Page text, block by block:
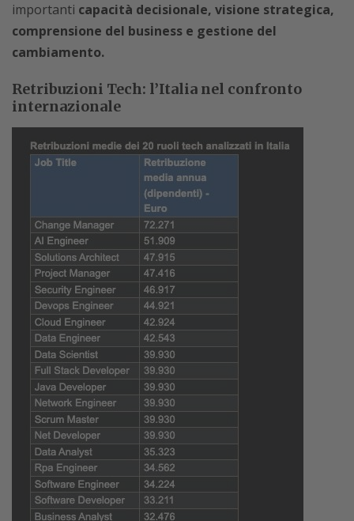
importanti capacità decisionale, visione strategica,
comprensione del business e gestione del
cambiamento.
Retribuzioni Tech: l’Italia nel confronto
internazionale